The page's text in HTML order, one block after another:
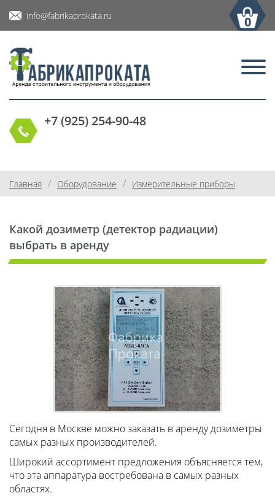
info@fabrikaprokata.ru 0
+7 (925) 254-90-48
Главная / Оборудование / Измерительные приборы
Какой дозиметр (детектор радиации)
выбрать в аренду
Сегодня в Москве можно заказать в аренду дозиметры
самых разных производителей.
Широкий ассортимент предложения объясняется тем,
что эта аппаратура востребована в самых разных
областях.